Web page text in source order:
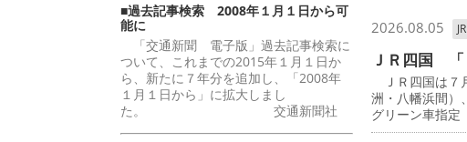
■過去記事検索 2008年１月１日から可
能に
「交通新聞 電子版」過去記事検索に
ついて、これまでの2015年１月１日か
ら、新たに７年分を追加し、「2008年
１月１日から」に拡大しまし
た。 交通新聞社
2026.08.05
ＪＲ四国 「
ＪＲ四国は７
洲・八幡浜間）
グリーン車指定